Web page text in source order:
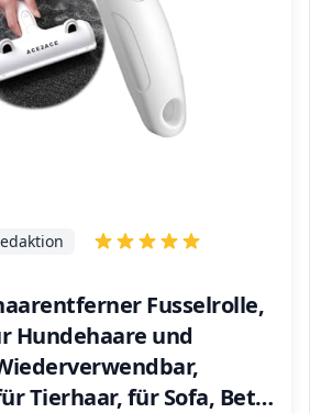
Fusselrolle,
Hundehaare und
Tierhaar, für Sofa, Bett,